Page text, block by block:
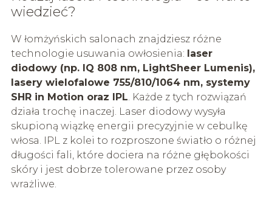
wiedzieć?
W łomżyńskich salonach znajdziesz różne
technologie usuwania owłosienia: laser
diodowy (np. IQ 808 nm, LightSheer Lumenis),
lasery wielofalowe 755/810/1064 nm, systemy
SHR in Motion oraz IPL. Każde z tych rozwiązań
działa trochę inaczej. Laser diodowy wysyła
skupioną wiązkę energii precyzyjnie w cebulkę
włosa. IPL z kolei to rozproszone światło o różnej
długości fali, które dociera na różne głębokości
skóry i jest dobrze tolerowane przez osoby
wrażliwe.